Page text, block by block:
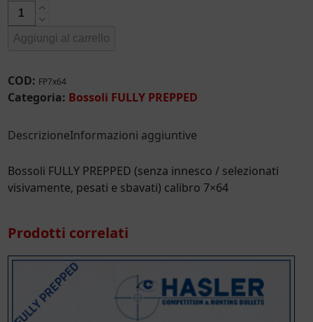
Bossoli
FULLY
PREPPED
7x64
quantità
Aggiungi al carrello
COD: FP7x64
Categoria: Bossoli FULLY PREPPED
DescrizioneInformazioni aggiuntive
Bossoli FULLY PREPPED (senza innesco / selezionati
visivamente, pesati e sbavati) calibro 7×64
Prodotti correlati